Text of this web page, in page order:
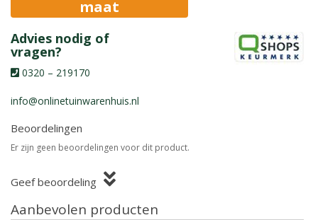
maat
Advies nodig of
vragen?
0320 – 219170
info@onlinetuinwarenhuis.nl
Beoordelingen
Er zijn geen beoordelingen voor dit product.
Geef beoordeling
Aanbevolen producten